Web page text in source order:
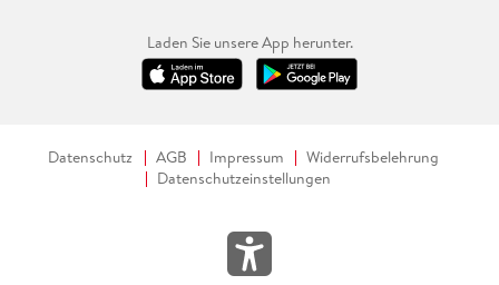
Laden Sie unsere App herunter.
Datenschutz AGB Impressum
Widerrufsbelehrung
Datenschutzeinstellungen